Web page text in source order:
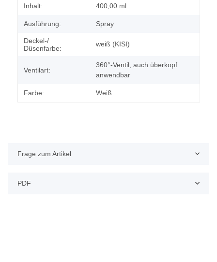
Produkteigenschaft
Wert
Inhalt: 400,00 ml
Ausführung: Spray
Deckel-/
Düsenfarbe:
weiß (KISI)
Ventilart:
360°-Ventil, auch überkopf
anwendbar
Farbe: Weiß
Frage zum Artikel
PDF